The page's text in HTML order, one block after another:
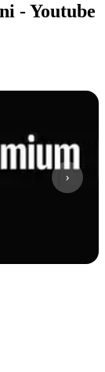
- Youtube